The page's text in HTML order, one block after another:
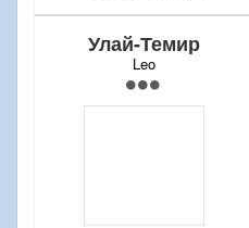
Улай-Темир
Leo